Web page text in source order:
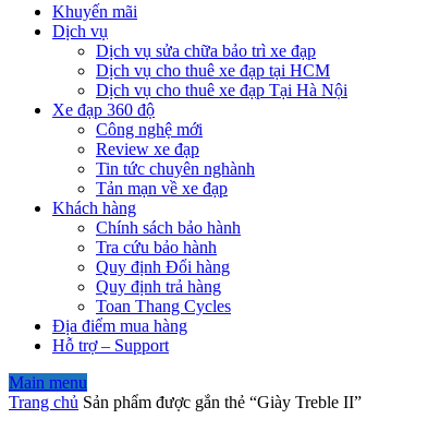
Khuyến mãi
Dịch vụ
Dịch vụ sửa chữa bảo trì xe đạp
Dịch vụ cho thuê xe đạp tại HCM
Dịch vụ cho thuê xe đạp Tại Hà Nội
Xe đạp 360 độ
Công nghệ mới
Review xe đạp
Tin tức chuyên nghành
Tản mạn về xe đạp
Khách hàng
Chính sách bảo hành
Tra cứu bảo hành
Quy định Đổi hàng
Quy định trả hàng
Toan Thang Cycles
Địa điểm mua hàng
Hỗ trợ – Support
Main menu
Trang chủ Sản phẩm được gắn thẻ “Giày Treble II”